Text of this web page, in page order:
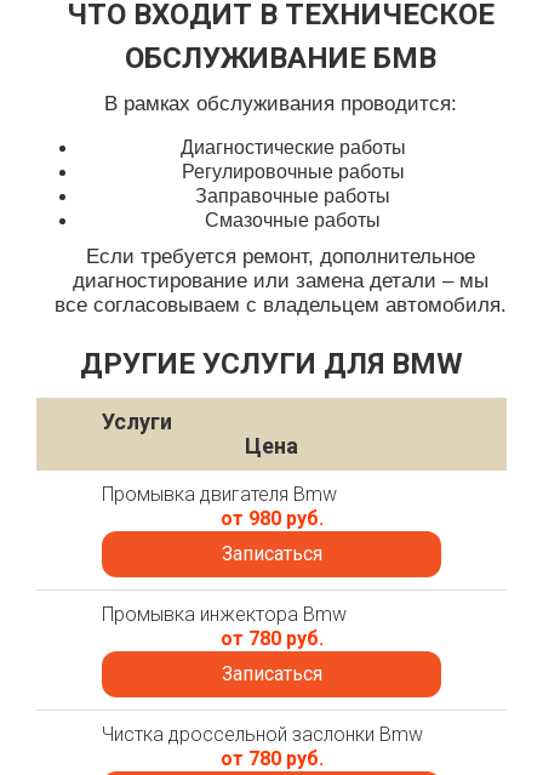
ЧТО ВХОДИТ В ТЕХНИЧЕСКОЕ
ОБСЛУЖИВАНИЕ БМВ
В рамках обслуживания проводится:
Диагностические работы
Регулировочные работы
Заправочные работы
Смазочные работы
Если требуется ремонт, дополнительное
диагностирование или замена детали – мы
все согласовываем с владельцем автомобиля.
ДРУГИЕ УСЛУГИ ДЛЯ BMW
Услуги
Цена
Промывка двигателя Bmw
от 980 руб.
Записаться
Промывка инжектора Bmw
от 780 руб.
Записаться
Чистка дроссельной заслонки Bmw
от 780 руб.